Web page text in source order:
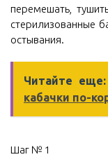
перемешать,
стерилизованные
остывания.
Читайте еще:
кабачки по-
Шаг № 1